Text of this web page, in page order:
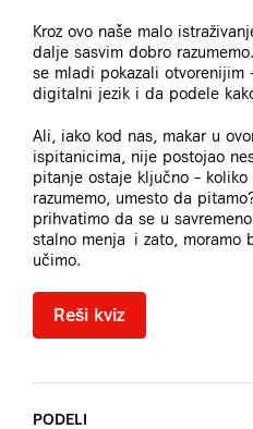
Kroz ovo naše malo
dalje sasvim dobro
se mladi pokazali otvorenijim
digitalni jezik i da podele
Ali, iako kod nas, makar u
ispitanicima, nije postojao
pitanje ostaje ključno –
razumemo, umesto da
prihvatimo da se u
stalno menja i zato, moramo
učimo.
Reši kviz
PODELI